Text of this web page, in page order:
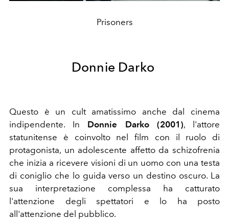
Prisoners
Donnie Darko
Questo è un cult amatissimo anche dal cinema
indipendente. In Donnie Darko (2001), l'attore
statunitense è coinvolto nel film con il ruolo di
protagonista, un adolescente affetto da schizofrenia
che inizia a ricevere visioni di un uomo con una testa
di coniglio che lo guida verso un destino oscuro. La
sua interpretazione complessa ha catturato
l'attenzione degli spettatori e lo ha posto
all'attenzione del pubblico.